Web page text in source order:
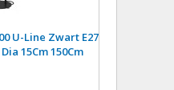
U-Line Zwart E27
15Cm 150Cm